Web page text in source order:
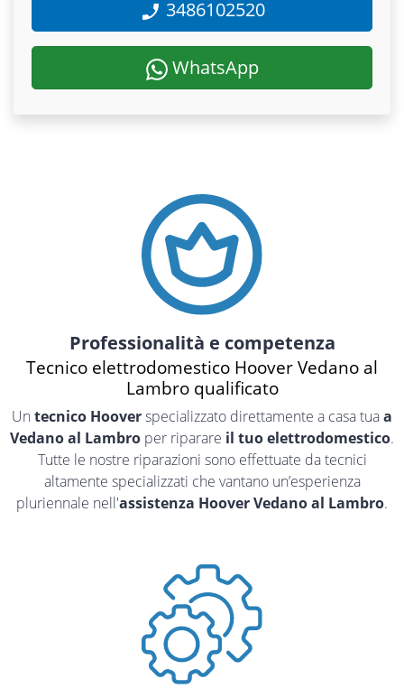
3486102520
WhatsApp
Professionalità e competenza
Tecnico elettrodomestico Hoover Vedano al
Lambro qualificato
Un tecnico Hooverspecializzato direttamente a casa tuaa
Vedano al Lambro per riparare il tuo elettrodomestico.
Tutte le nostre riparazioni sono effettuate da tecnici
altamente specializzati che vantano un’esperienza
pluriennale nell'assistenza Hoover Vedano al Lambro.